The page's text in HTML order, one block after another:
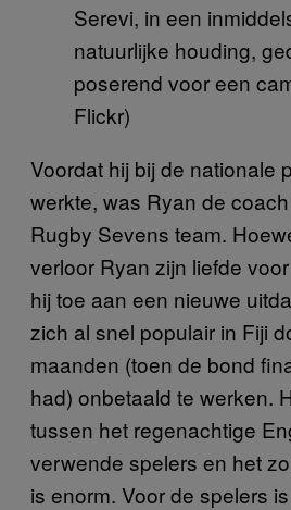
Serevi, in een
natuurlijke houding,
poserend voor een
Flickr)
Voordat hij bij de nationale
werkte, was Ryan de
Rugby Sevens team.
verloor Ryan zijn liefde
hij toe aan een nieuwe
zich al snel populair in Fiji
maanden (toen de bond
had) onbetaald te werken.
tussen het regenachtige
verwende spelers en het
is enorm. Voor de spelers